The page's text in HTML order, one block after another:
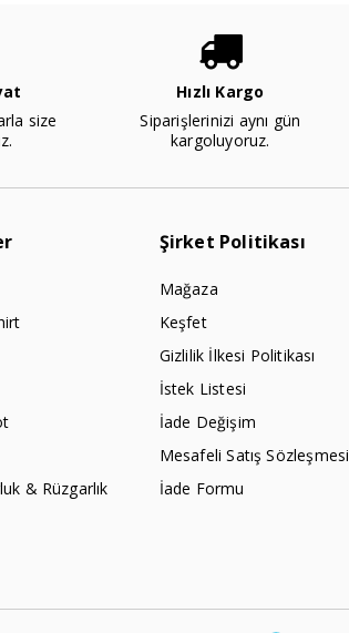
size
Hızlı Kargo
Siparişlerinizi aynı gün
kargoluyoruz.
& Rüzgarlık
Şirket Politikası
Mağaza
Keşfet
Gizlilik İlkesi Politikası
İstek Listesi
İade Değişim
Mesafeli Satış Sözleşmesi
İade Formu